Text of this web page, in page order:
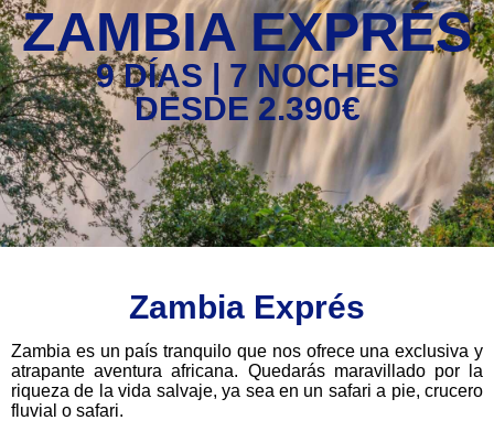
ZAMBIA EXPRÉS
9 DÍAS | 7 NOCHES
DESDE 2.390€
Zambia Exprés
Zambia es un país tranquilo que nos ofrece una exclusiva y
atrapante aventura africana. Quedarás maravillado por la
riqueza de la vida salvaje, ya sea en un safari a pie, crucero
fluvial o safari.